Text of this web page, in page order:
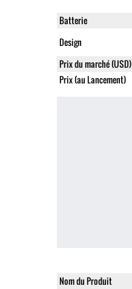
Batterie
Design
Prix du marché (USD)
Prix (au Lancement)
Nom du Produit